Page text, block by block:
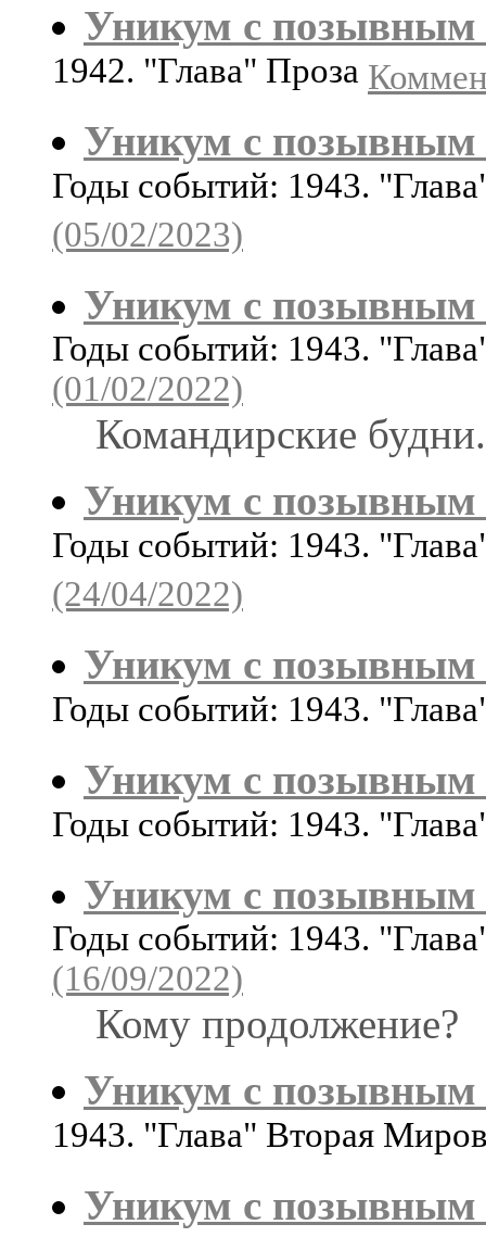
Уникум с
1942. "Глава" Проза
Уникум с
Годы событий: 1943.
(05/02/2023)
Уникум с
Годы событий: 1943.
(01/02/2022)
Командирские будни.
Уникум с
Годы событий: 1943.
(24/04/2022)
Уникум с
Годы событий: 1943.
Уникум с
Годы событий: 1943.
Уникум с
Годы событий: 1943.
(16/09/2022)
Кому продолжение?
Уникум с
1943. "Глава" Вторая
Уникум с